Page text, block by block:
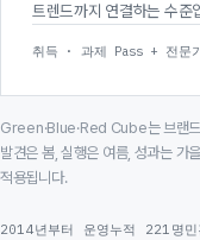
트렌드까지 연결하는 수준
취득 · 과제 Pass + 전문
Green·Blue·Red Cube는 브랜
발견은 봄, 실행은 여름, 성과는 가
적용됩니다.
2014년부터 운영누적 221명